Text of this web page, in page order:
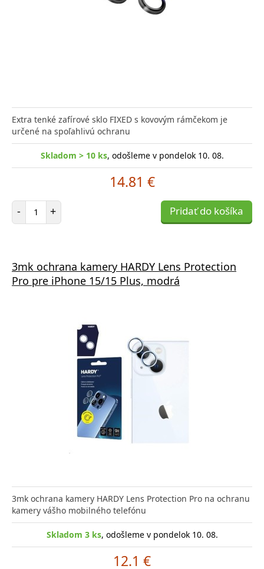
Extra tenké zafírové sklo FIXED s kovovým rámčekom je
určené na spoľahlivú ochranu
Skladom > 10 ks, odošleme v pondelok 10. 08.
14.81 €
- Počet položiek
+ Pridať do košíka
3mk ochrana kamery HARDY Lens Protection
Pro pre iPhone 15/15 Plus, modrá
3mk ochrana kamery HARDY Lens Protection Pro na ochranu
kamery vášho mobilného telefónu
Skladom 3 ks, odošleme v pondelok 10. 08.
12.1 €